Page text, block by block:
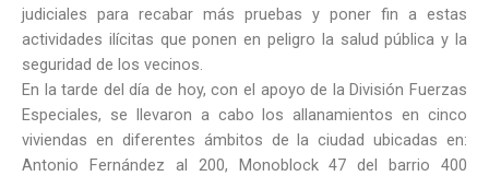
judiciales para recabar más pruebas y poner fin a estas
actividades ilícitas que ponen en peligro la salud pública y la
seguridad de los vecinos.
En la tarde del día de hoy, con el apoyo de la División Fuerzas
Especiales, se llevaron a cabo los allanamientos en cinco
viviendas en diferentes ámbitos de la ciudad ubicadas en:
Antonio Fernández al 200, Monoblock 47 del barrio 400